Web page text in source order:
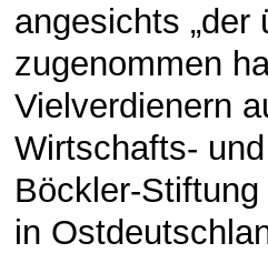
angesichts „der
zugenommen
Vielverdienern
Wirtschafts-
Böckler-
in